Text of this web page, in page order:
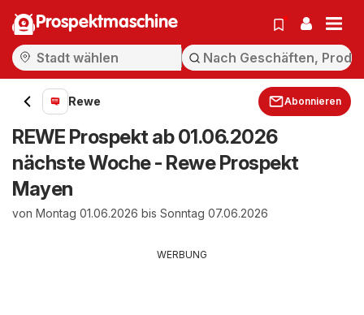
Prospektmaschine
Rewe Abonnieren
REWE Prospekt ab 01.06.2026
nächste Woche - Rewe Prospekt
Mayen
von Montag 01.06.2026 bis Sonntag 07.06.2026
WERBUNG